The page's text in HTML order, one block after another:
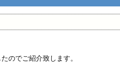
のでご紹介致します。